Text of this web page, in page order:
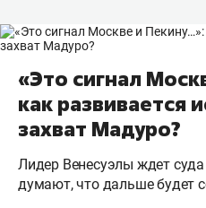
«Это сигнал
как развивается
захват Мадуро?
Лидер Венесуэлы ждет
думают, что дальше будет